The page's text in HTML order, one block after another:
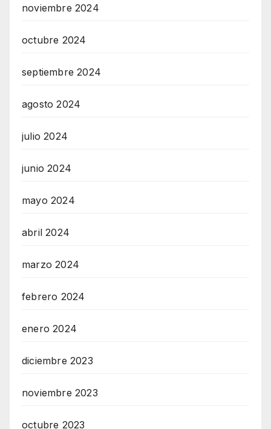
noviembre 2024
octubre 2024
septiembre 2024
agosto 2024
julio 2024
junio 2024
mayo 2024
abril 2024
marzo 2024
febrero 2024
enero 2024
diciembre 2023
noviembre 2023
octubre 2023